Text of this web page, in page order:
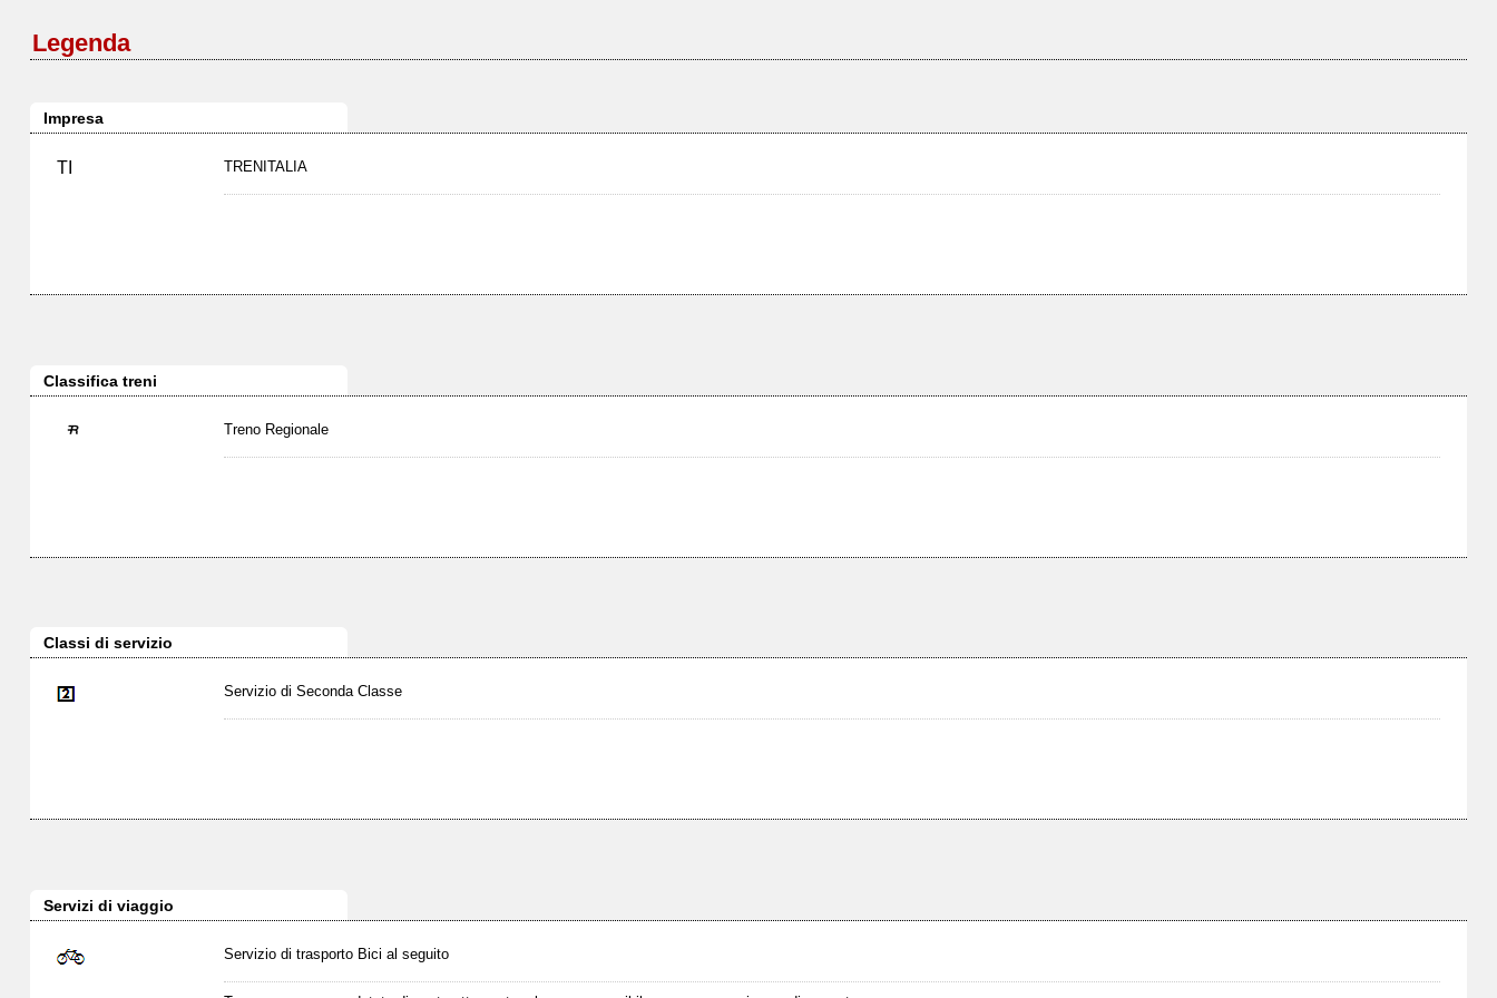
Legenda
Impresa
TI TRENITALIA
Classifica treni
Treno Regionale
Classi di servizio
Servizio di Seconda Classe
Servizi di viaggio
Servizio di trasporto Bici al seguito